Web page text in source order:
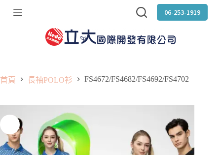
跳
06-253-1919
首頁 長袖POLO衫 FS4672/FS4682/FS4692/FS4702